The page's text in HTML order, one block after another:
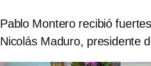
Pablo Montero recibió
Nicolás Maduro, presidente